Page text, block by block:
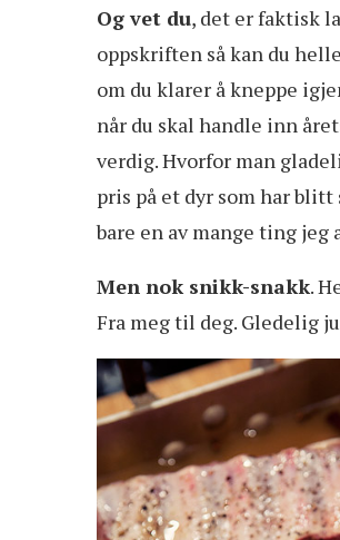
Og vet du, det er faktisk
oppskriften så kan du
om du klarer å kneppe
når du skal handle inn
verdig. Hvorfor man
pris på et dyr som har
bare en av mange ting
Men nok snikk-snakk.
Fra meg til deg. Gledelig